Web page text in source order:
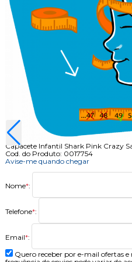
Capacete Infantil Shark Pink Crazy
Cod. do Produto: 0017754
Avise-me quando chegar
Nome*:
Telefone*:
Email*:
Quero receber por e-mail ofertas